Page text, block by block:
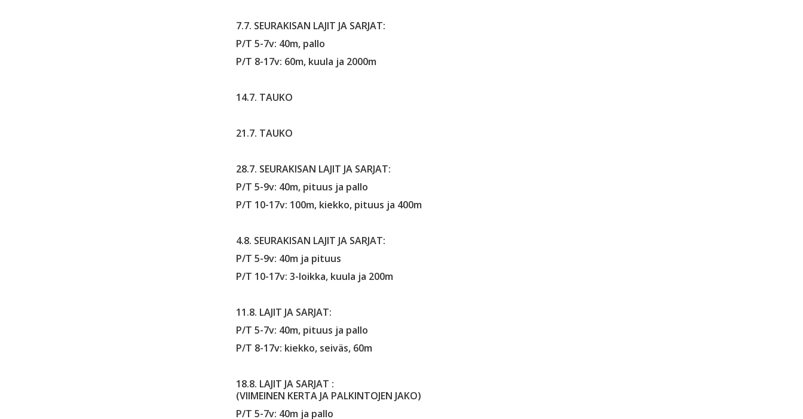
7.7. SEURAKISAN LAJIT JA SARJAT:
P/T 5-7v: 40m, pallo
P/T 8-17v: 60m, kuula ja 2000m
14.7. TAUKO
21.7. TAUKO
28.7. SEURAKISAN LAJIT JA SARJAT:
P/T 5-9v: 40m, pituus ja pallo
P/T 10-17v: 100m, kiekko, pituus ja 400m
4.8. SEURAKISAN LAJIT JA SARJAT:
P/T 5-9v: 40m ja pituus
P/T 10-17v: 3-loikka, kuula ja 200m
11.8. LAJIT JA SARJAT:
P/T 5-7v: 40m, pituus ja pallo
P/T 8-17v: kiekko, seiväs, 60m
18.8. LAJIT JA SARJAT :
(VIIMEINEN KERTA JA PALKINTOJEN JAKO)
P/T 5-7v: 40m ja pallo